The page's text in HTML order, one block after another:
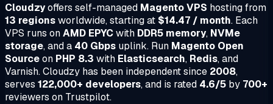
Cloudzyoffers self-managed Magento VPS hosting from
13 regionsworldwide, starting at $14.47 / month. Each
VPS runs onAMD EPYCwith DDR5 memory, NVMe
storage, and a 40 Gbps uplink. Run Magento Open
Sourceon PHP 8.3 with Elasticsearch, Redis, and
Varnish. Cloudzy has been independent since 2008,
serves 122,000+ developers, and is rated 4.6/5 by 700+
reviewers on Trustpilot.